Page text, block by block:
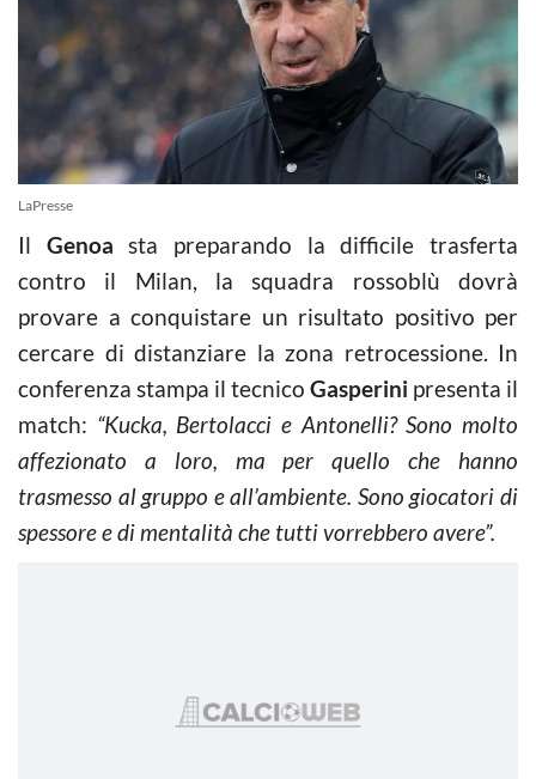
LaPresse
Il Genoasta preparando la difficile trasferta
contro il Milan, la squadra rossoblù dovrà
provare a conquistare un risultato positivo per
cercare di distanziare la zona retrocessione. In
conferenza stampa il tecnico Gasperini presenta il
match: “Kucka, Bertolacci e Antonelli? Sono molto
affezionato a loro, ma per quello che hanno
trasmesso al gruppo e all’ambiente. Sono giocatori di
spessore e di mentalità che tutti vorrebbero avere”.